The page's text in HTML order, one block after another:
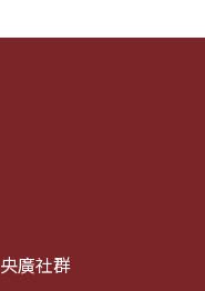
央廣社群